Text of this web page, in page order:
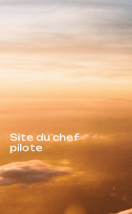
Site du chef
pilote